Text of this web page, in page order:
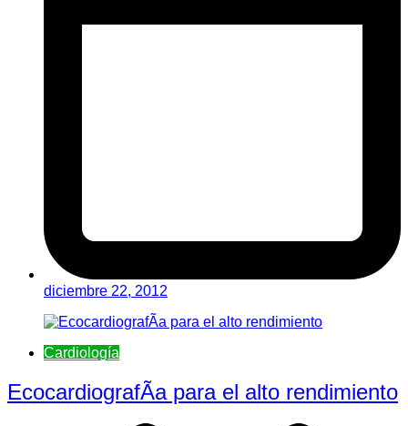
diciembre 22, 2012
Cardiología
EcocardiografÃ­a para el alto rendimiento